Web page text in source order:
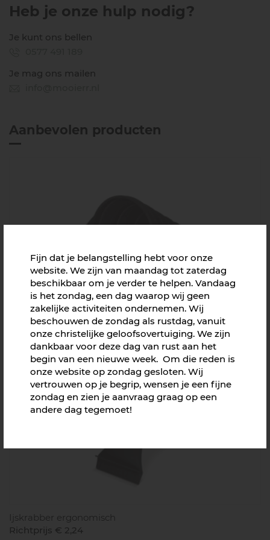
Heb je onze hulp nodig?
Je kunt ons bellen
Je mag ons mailen
Aanbevolen producten
Trechter uitvouwbaar
Richtprijs € 4,05
Ijskrabber ergonomisch
Richtprijs € 2,24
Fijn dat je belangstelling hebt voor onze
website. We zijn van maandag tot zaterdag
beschikbaar om je verder te helpen. Vandaag
is het zondag, een dag waarop wij geen
zakelijke activiteiten ondernemen. Wij
beschouwen de zondag als rustdag, vanuit
onze christelijke geloofsovertuiging. We zijn
dankbaar voor deze dag van rust aan het
begin van een nieuwe week. Om die reden is
onze website op zondag gesloten. Wij
vertrouwen op je begrip, wensen je een fijne
zondag en zien je aanvraag graag op een
andere dag tegemoet!